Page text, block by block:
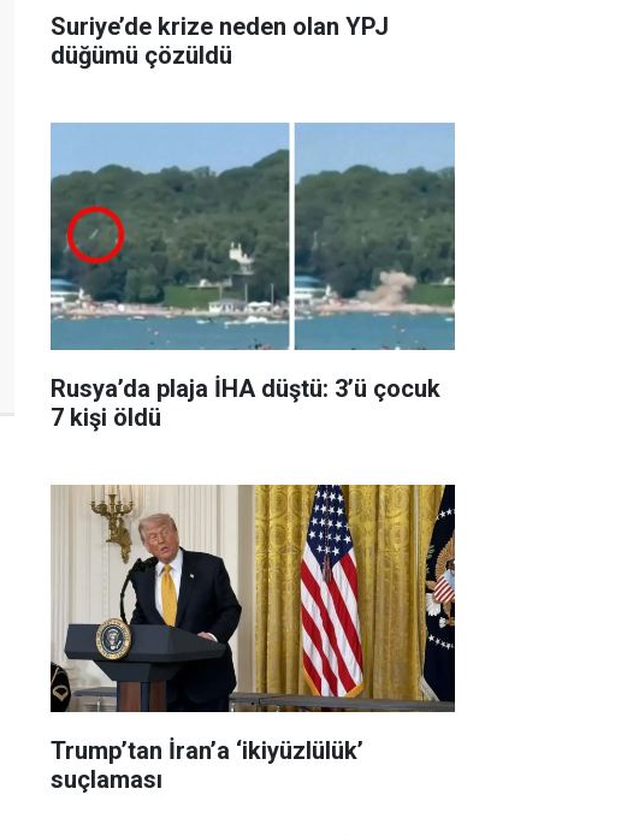
Suriye’de krize neden olan YPJ
düğümü çözüldü
Rusya’da plaja İHA düştü: 3’ü çocuk
7 kişi öldü
Trump’tan İran’a ‘ikiyüzlülük’
suçlaması